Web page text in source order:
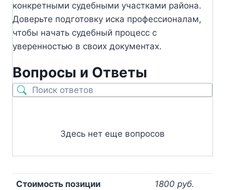
конкретными судебными участками района.
Доверьте подготовку иска профессионалам,
чтобы начать судебный процесс с
уверенностью в своих документах.
Вопросы и Ответы
Здесь нет еще вопросов
Стоимость позиции 1800 руб.